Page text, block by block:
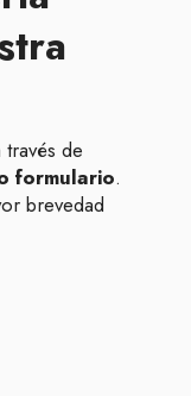
través de
formulario.
brevedad